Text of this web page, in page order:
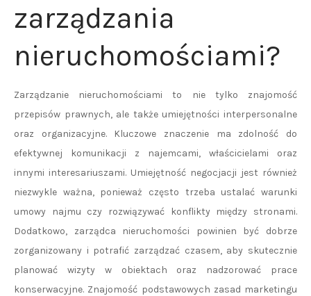
zarządzania
nieruchomościami?
Zarządzanie nieruchomościami to nie tylko znajomość
przepisów prawnych, ale także umiejętności interpersonalne
oraz organizacyjne. Kluczowe znaczenie ma zdolność do
efektywnej komunikacji z najemcami, właścicielami oraz
innymi interesariuszami. Umiejętność negocjacji jest również
niezwykle ważna, ponieważ często trzeba ustalać warunki
umowy najmu czy rozwiązywać konflikty między stronami.
Dodatkowo, zarządca nieruchomości powinien być dobrze
zorganizowany i potrafić zarządzać czasem, aby skutecznie
planować wizyty w obiektach oraz nadzorować prace
konserwacyjne. Znajomość podstawowych zasad marketingu